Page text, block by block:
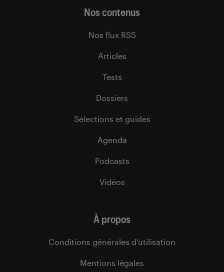
Nos contenus
Nos flux RSS
Articles
Tests
Dossiers
Sélections et guides
Agenda
Podcasts
Vidéos
À propos
Conditions générales d’utilisation
Mentions légales